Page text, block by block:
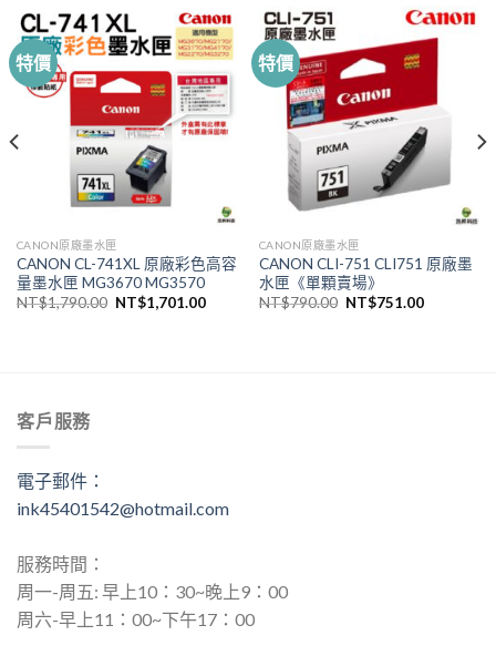
特價
CANON原廠墨水匣
CANON CL-741XL 原廠彩色高容
量墨水匣 MG3670 MG3570
NT$1,790.00 原
NT$1,701.00目
特價
CANON原廠墨水匣
CANON CLI-751 CLI751 原廠墨
水匣《單顆賣場》
NT$790.00 原
NT$751.00目
客戶服務
電子郵件：
ink45401542@hotmail.com
服務時間：
周一-周五: 早上10：30~晚上9：00
周六-早上11：00~下午17：00